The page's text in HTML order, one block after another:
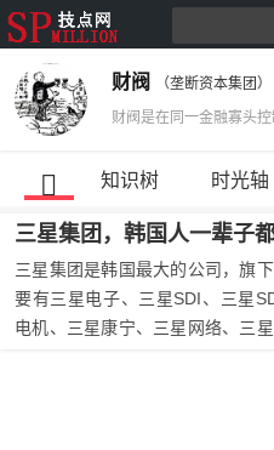
财阀 （垄断资本集团）
财阀是在同一金融寡头
在明治维新后，进入资
四大财阀。30年代后
岛、野村等一批新兴财
“家族总公司—直系公司—
知识树 时光轴
三星集团，韩国人一辈子
三星集团是韩国最大的公司，旗
要有三星电子、三星SDI、三星
电机、三星康宁、三星网络、三